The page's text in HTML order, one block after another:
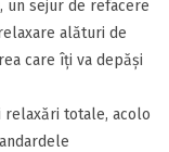
un sejur de refacere
alături de
care îți va depăși
relaxări totale, acolo